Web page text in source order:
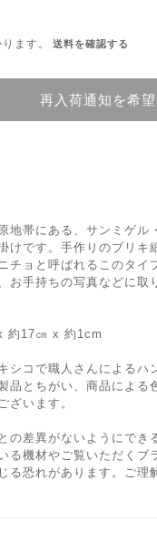
ます。 送料を確認する
再入荷通知を希望
地帯にある、サンミゲル
けです。手作りのブリキ
チョと呼ばれるこのタイ
お手持ちの写真などに取
約17㎝ x 約1cm
シコで職人さんによるハ
品とちがい、商品による
ざいます。
の差異がないようにでき
る機材やご覧いただくブ
る恐れがあります。ご理